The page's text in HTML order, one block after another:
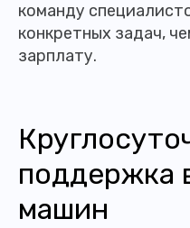
команду
конкретных задач,
зарплату.
поддержка
машин